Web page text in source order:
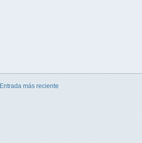
Entrada más reciente